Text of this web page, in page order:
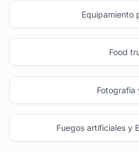
Equipamiento
Food
Fotografía
Fuegos artificiales y